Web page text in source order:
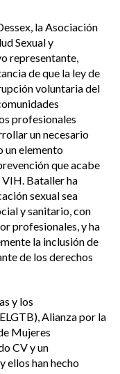
la Asociación
Sexual y
representante,
de que la ley de
voluntaria del
profesionales
un necesario
un elemento
que acabe
VIH. Bataller ha
sexual sea
y sanitario, con
profesionales, y ha
la inclusión de
de los derechos
y los
Alianza por la
Mujeres
CV y un
ellos han hecho